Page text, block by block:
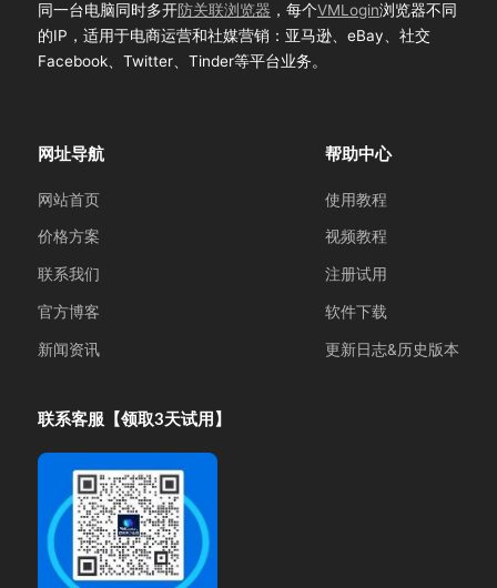
同一台电脑同时多开防关联浏览器 ，每个VMLogin浏览器不同
的IP，适用于电商运营和社媒营销：亚马逊、eBay、社交
Facebook、Twitter、Tinder等平台业务。
网址导航
网站首页
价格方案
联系我们
官方博客
新闻资讯
帮助中心
使用教程
视频教程
注册试用
软件下载
更新日志&历史版本
联系客服【领取3天试用】